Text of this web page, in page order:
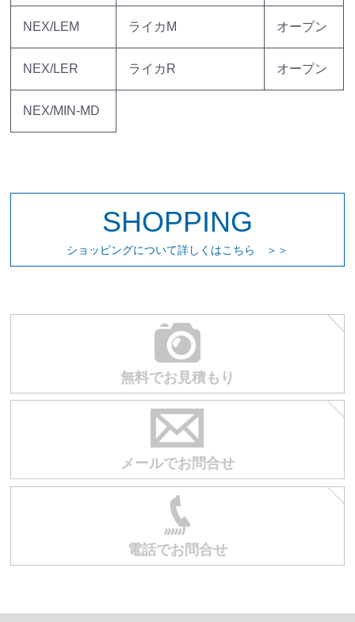
NEX/LEM ライカM オープン
NEX/LER ライカR オープン
NEX/MIN-MD
SHOPPING
ショッピングについて詳しくはこちら ＞＞
無料でお見積もり
メールでお問合せ
電話でお問合せ